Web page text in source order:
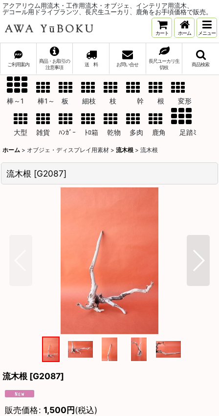
アクアリウム用流木・工作用流木・オブジェ、インテリア用流木、
デコール用ドライプランツ、長尺生ユーカリ、鹿角をお手頃価格で販売。
カート ホーム メニュー
ご利用案内
商品・お取引の
注意事項
送 料 お問い合せ
長尺ユーカリ生
切枝
商品検索
棒～1 棒1～ 板 細枝 枝 幹 根 変形
大型 雑貨 ﾊﾝｶﾞｰ ﾄﾛ箱 乾物 多肉 鹿角 足踏ﾐ
ホーム > オブジェ・ディスプレイ用素材 > 流木根 > 流木根
流木根 [G2087]
流木根 [G2087]
販売価格: 1,500円(税込)